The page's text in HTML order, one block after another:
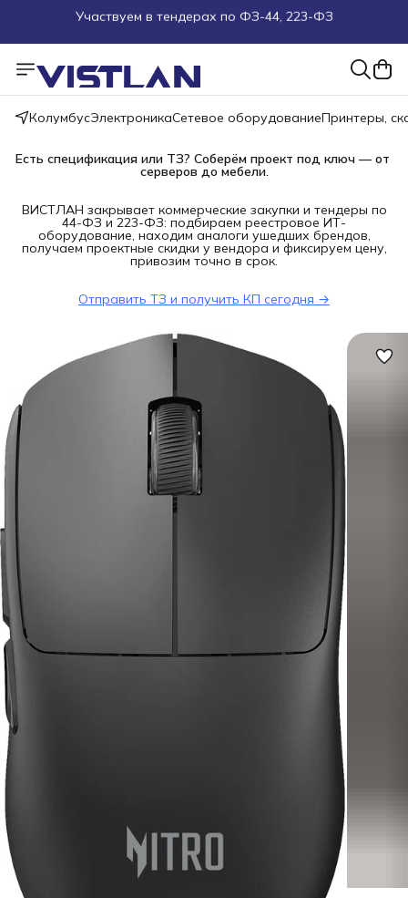
Пуско-наладочные работы
Пришлите запрос на e-mail или в чат
Более 100 000 позиций в наличии и под заказ
КолумбусЭлектроникаСетевое оборудованиеПринтеры,
Есть спецификация или ТЗ? Соберём проект под ключ — от
серверов до мебели.
ВИСТЛАН закрывает коммерческие закупки и тендеры по
44-ФЗ и 223-ФЗ: подбираем реестровое ИТ-
оборудование, находим аналоги ушедших брендов,
получаем проектные скидки у вендора и фиксируем цену,
привозим точно в срок.
Отправить ТЗ и получить КП сегодня →